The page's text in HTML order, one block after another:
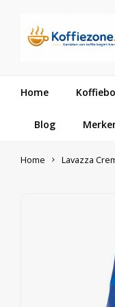
Home
Blog
Home Lavazza